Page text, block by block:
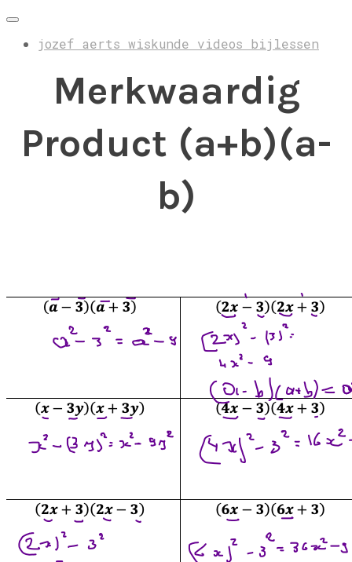
jozef aerts wiskunde videos bijlessen
Merkwaardig
Product (a+b)(a-
b)